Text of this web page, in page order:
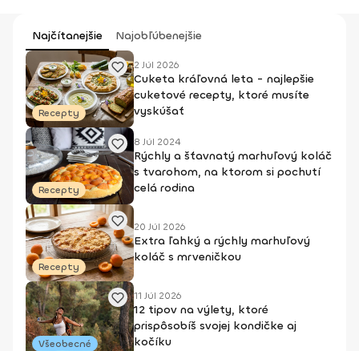
Najčítanejšie Najobľúbenejšie
Recepty
2 Júl 2026
Cuketa kráľovná leta - najlepšie
cuketové recepty, ktoré musíte
vyskúšať
Recepty
8 Júl 2024
Rýchly a šťavnatý marhuľový koláč
s tvarohom, na ktorom si pochutí
celá rodina
Recepty
20 Júl 2026
Extra ľahký a rýchly marhuľový
koláč s mrveničkou
Všeobecné
11 Júl 2026
12 tipov na výlety, ktoré
prispôsobíš svojej kondičke aj
kočíku